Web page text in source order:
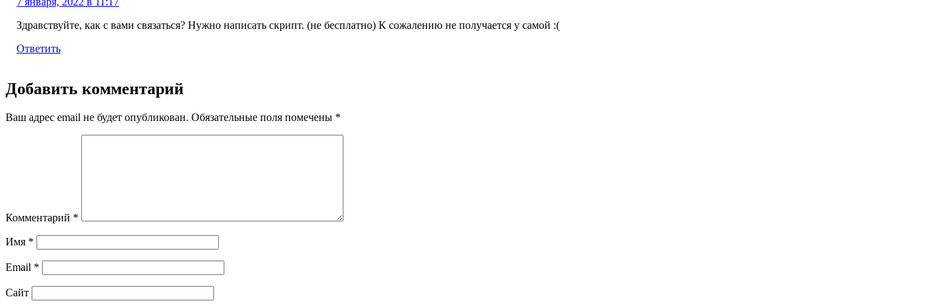
Здравствуйте, как с вами связаться? Нужно написать скрипт. (не бесплатно) К сожалению не получается у самой :(
Ответить
Добавить комментарий
Ваш адрес email не будет опубликован. Обязательные поля помечены *
Комментарий *
Имя *
Email *
Сайт